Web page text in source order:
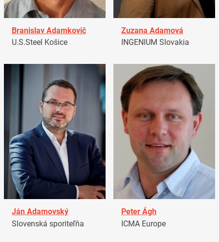
Branislav Adamkovič
U.S.Steel Košice
Zuzana Adamová
INGENIUM Slovakia
Ján Adamovský
Slovenská sporiteľňa
Peter Ágh
ICMA Europe